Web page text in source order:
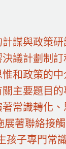
謀與政策
議計劃制訂
和政策的中
主要題目
常識轉化、
著聯絡接
孩子專門常